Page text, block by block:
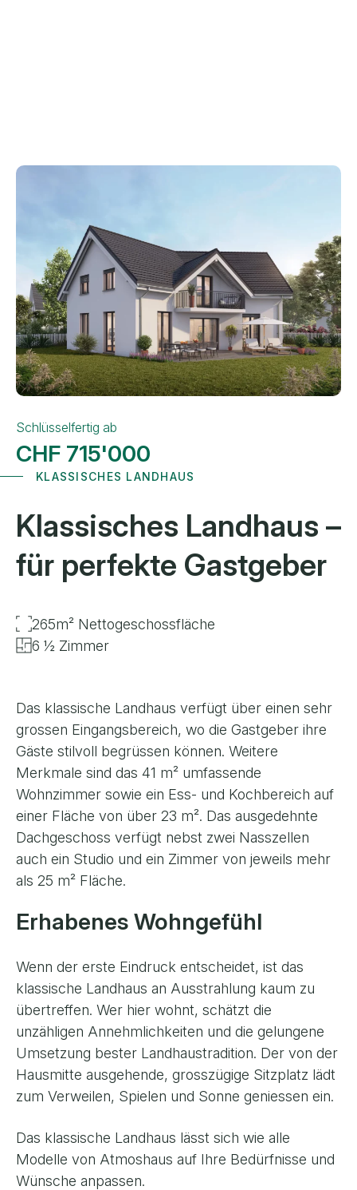
KLASSISCHES LANDHAUS
Klassisches Landhaus –
für perfekte Gastgeber
265m² Nettogeschossfläche
6 ½ Zimmer
Das klassische Landhaus verfügt über einen sehr
grossen Eingangsbereich, wo die Gastgeber ihre
Gäste stilvoll begrüssen können. Weitere
Merkmale sind das 41 m² umfassende
Wohnzimmer sowie ein Ess- und Kochbereich auf
einer Fläche von über 23 m². Das ausgedehnte
Dachgeschoss verfügt nebst zwei Nasszellen
auch ein Studio und ein Zimmer von jeweils mehr
als 25 m² Fläche.
Erhabenes Wohngefühl
Wenn der erste Eindruck entscheidet, ist das
klassische Landhaus an Ausstrahlung kaum zu
übertreffen. Wer hier wohnt, schätzt die
unzähligen Annehmlichkeiten und die gelungene
Umsetzung bester Landhaustradition. Der von der
Hausmitte ausgehende, grosszügige Sitzplatz lädt
zum Verweilen, Spielen und Sonne geniessen ein.
Das klassische Landhaus lässt sich wie alle
Modelle von Atmoshaus auf Ihre Bedürfnisse und
Wünsche anpassen.
Schlüsselfertig ab
CHF 715'000